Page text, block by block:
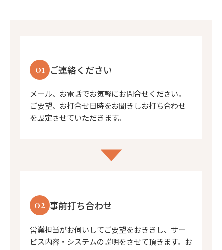
01 ご連絡ください
メール、お電話でお気軽にお問合せください。
ご要望、お打合せ日時をお聞きしお打ち合わせ
を設定させていただきます。
02 事前打ち合わせ
営業担当がお伺いしてご要望をおききし、サー
ビス内容・システムの説明をさせて頂きます。お